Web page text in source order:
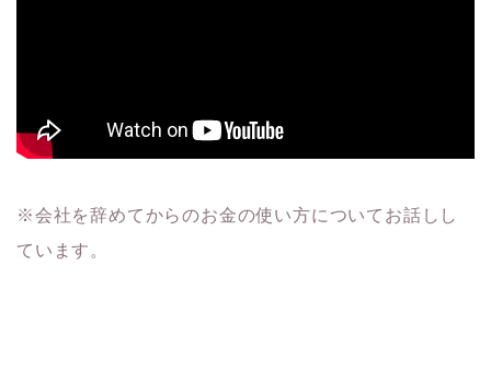
※会社を辞めてからのお金の使い方についてお話しし
ています。